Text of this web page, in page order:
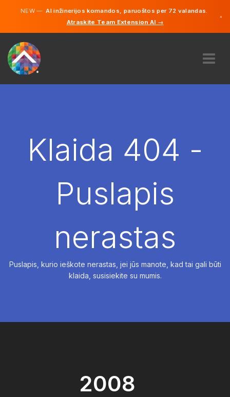
NEW —AI inžinerijos komandos, paruoštos per 72 valandas.
Atraskite Team Extension AI →
×
SAMDYTI
Anglų
Klaida 404 -
Puslapis
nerastas
Puslapis, kurio ieškote nerastas, jei jūs manote, kad tai gali būti
klaida, susisiekite su mumis.
2008